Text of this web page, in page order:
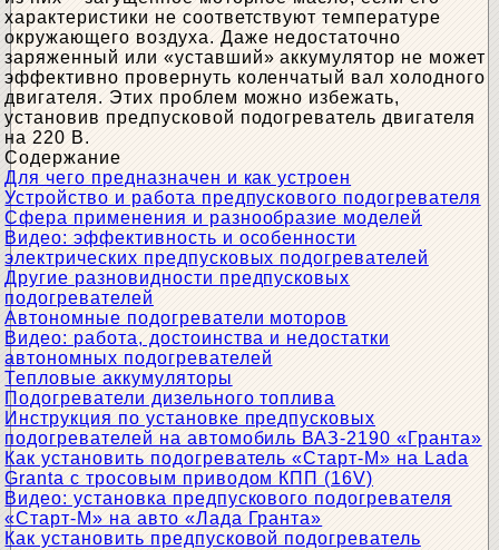
характеристики не соответствуют температуре
окружающего воздуха. Даже недостаточно
заряженный или «уставший» аккумулятор не может
эффективно провернуть коленчатый вал холодного
двигателя. Этих проблем можно избежать,
установив предпусковой подогреватель двигателя
на 220 В.
Содержание
Для чего предназначен и как устроен
Устройство и работа предпускового подогревателя
Сфера применения и разнообразие моделей
Видео: эффективность и особенности
электрических предпусковых подогревателей
Другие разновидности предпусковых
подогревателей
Автономные подогреватели моторов
Видео: работа, достоинства и недостатки
автономных подогревателей
Тепловые аккумуляторы
Подогреватели дизельного топлива
Инструкция по установке предпусковых
подогревателей на автомобиль ВАЗ-2190 «Гранта»
Как установить подогреватель «Старт-М» на Lada
Granta с тросовым приводом КПП (16V)
Видео: установка предпускового подогревателя
«Старт-М» на авто «Лада Гранта»
Как установить предпусковой подогреватель